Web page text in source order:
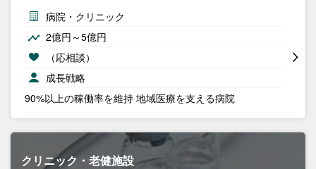
病院・クリニック
2億円～5億円
（応相談）
成長戦略
90%以上の稼働率を維持 地域医療を支える病院
クリニック・老健施設